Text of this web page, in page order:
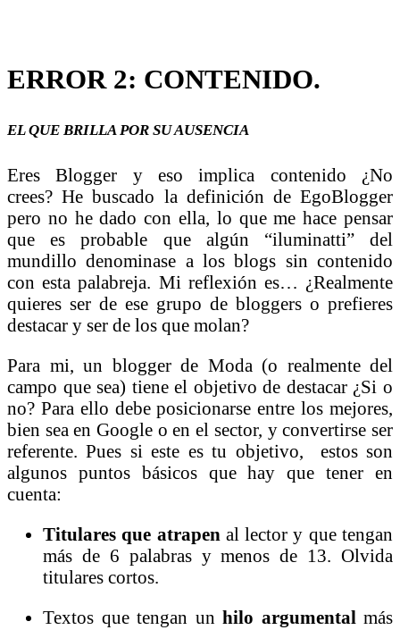
ERROR 2: CONTENIDO.
EL QUE BRILLA POR SU AUSENCIA
Eres Blogger y eso implica contenido ¿No
crees? He buscado la definición de EgoBlogger
pero no he dado con ella, lo que me hace pensar
que es probable que algún “iluminatti” del
mundillo denominase a los blogs sin contenido
con esta palabreja. Mi reflexión es… ¿Realmente
quieres ser de ese grupo de bloggers o prefieres
destacar y ser de los que molan?
Para mi, un blogger de Moda (o realmente del
campo que sea) tiene el objetivo de destacar ¿Si o
no? Para ello debe posicionarse entre los mejores,
bien sea en Google o en el sector, y convertirse ser
referente. Pues si este es tu objetivo, estos son
algunos puntos básicos que hay que tener en
cuenta:
Titulares que atrapen al lector y que tengan
más de 6 palabras y menos de 13. Olvida
titulares cortos.
Textos que tengan un hilo argumental más